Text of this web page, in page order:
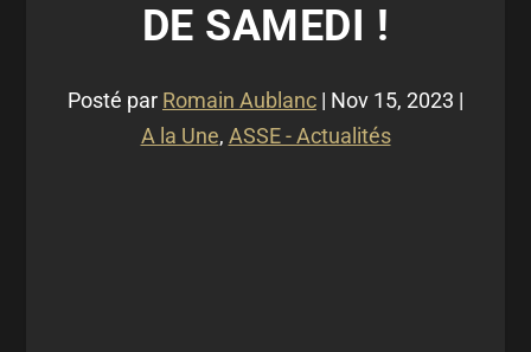
DE SAMEDI !
Posté par Romain Aublanc | Nov 15, 2023 |
A la Une, ASSE - Actualités